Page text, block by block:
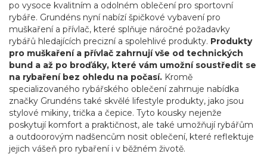
po vysoce kvalitním a odolném oblečení pro sportovní
rybáře. Grundéns nyní nabízí špičkové vybavení pro
muškaření a přívlač, které splňuje náročné požadavky
rybářů hledajících precizní a spolehlivé produkty. Produkty
pro muškaření a přívlač zahrnují vše od technických
bund a až po broďáky, které vám umožní soustředit se
na rybaření bez ohledu na počasí. Kromě
specializovaného rybářského oblečení zahrnuje nabídka
značky Grundéns také skvělé lifestyle produkty, jako jsou
stylové mikiny, trička a čepice. Tyto kousky nejenže
poskytují komfort a praktičnost, ale také umožňují rybářům
a outdoorovým nadšencům nosit oblečení, které reflektuje
jejich vášeň pro rybaření i v běžném životě.